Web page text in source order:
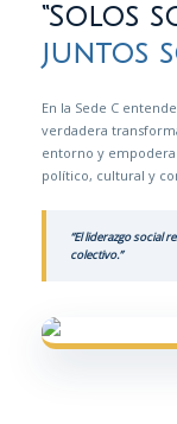
“Solos
juntos
En la Sede C
verdadera
entorno y empodera
político, cultural y
“El liderazgo social
colectivo.”